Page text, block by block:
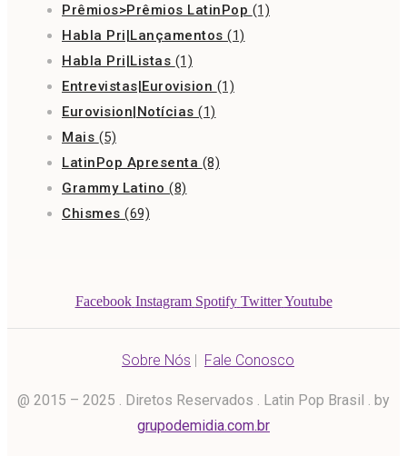
Prêmios>Prêmios LatinPop (1)
Habla Pri|Lançamentos (1)
Habla Pri|Listas (1)
Entrevistas|Eurovision (1)
Eurovision|Notícias (1)
Mais (5)
LatinPop Apresenta (8)
Grammy Latino (8)
Chismes (69)
Facebook Instagram Spotify Twitter Youtube
Sobre Nós | Fale Conosco
@ 2015 – 2025 . Diretos Reservados . Latin Pop Brasil . by
grupodemidia.com.br